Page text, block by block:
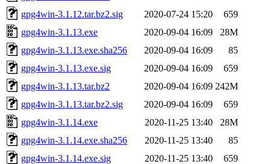
gpg4win-3.1.12.tar.bz2.sig
2020-07-24 15:20
659
gpg4win-3.1.13.exe
2020-09-04 16:09
28M
gpg4win-3.1.13.exe.sha256
2020-09-04 16:09
85
gpg4win-3.1.13.exe.sig
2020-09-04 16:09
659
gpg4win-3.1.13.tar.bz2
2020-09-04 16:09 242M
gpg4win-3.1.13.tar.bz2.sig
2020-09-04 16:09
659
gpg4win-3.1.14.exe
2020-11-25 13:40
28M
gpg4win-3.1.14.exe.sha256
2020-11-25 13:40
85
gpg4win-3.1.14.exe.sig
2020-11-25 13:40
659